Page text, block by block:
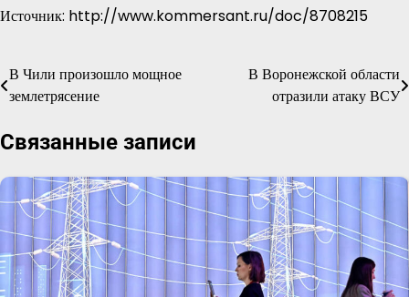
Источник: http://www.kommersant.ru/doc/8708215
Навигация
записям
В Чили произошло мощное
землетрясение
В Воронежской области
отразили атаку ВСУ
Связанные записи